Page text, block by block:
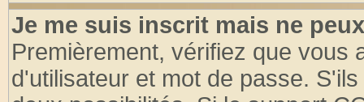
Je me suis inscrit mais ne
Premièrement, vérifiez que vous
d'utilisateur et mot de passe.